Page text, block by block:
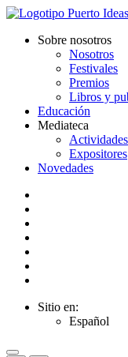
Sobre nosotros
Nosotros
Festivales
Premios
Libros y
Educación
Mediateca
Actividades
Expositores
Novedades
Sitio en:
Español